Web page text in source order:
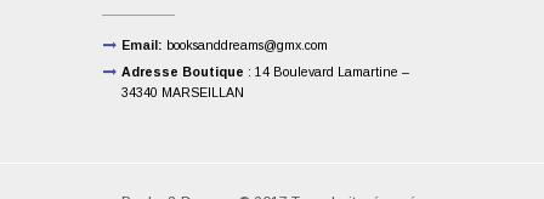
Email: booksanddreams@gmx.com
Adresse Boutique : 14 Boulevard Lamartine –
34340 MARSEILLAN